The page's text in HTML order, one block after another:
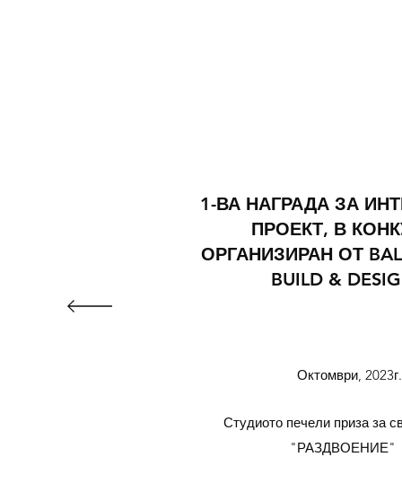
1-ВА НАГРАДА ЗА
ПРОЕКТ, В
ОРГАНИЗИРАН ОТ
BUILD &
Октомври, 2023г.
Студиото печели приза за
"РАЗДВОЕНИЕ"